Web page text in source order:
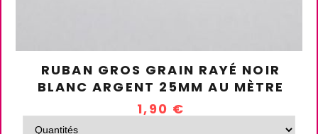
RUBAN GROS GRAIN RAYÉ NOIR
BLANC ARGENT 25MM AU MÈTRE
1,90 €